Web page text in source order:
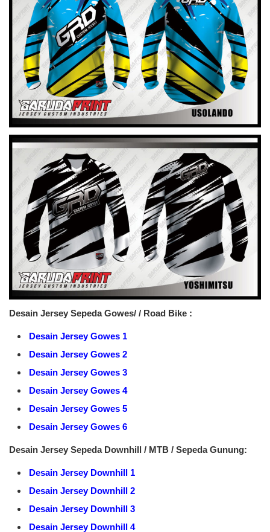
Desain Jersey Sepeda Gowes/ / Road Bike :
Desain Jersey Gowes 1
Desain Jersey Gowes 2
Desain Jersey Gowes 3
Desain Jersey Gowes 4
Desain Jersey Gowes 5
Desain Jersey Gowes 6
Desain Jersey Sepeda Downhill / MTB / Sepeda Gunung:
Desain Jersey Downhill 1
Desain Jersey Downhill 2
Desain Jersey Downhill 3
Desain Jersey Downhill 4